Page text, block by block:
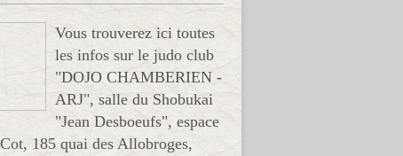
Vous trouverez ici toutes
les infos sur le judo club
"DOJO CHAMBERIEN -
ARJ", salle du Shobukai
"Jean Desboeufs", espace
185 quai des Allobroges,